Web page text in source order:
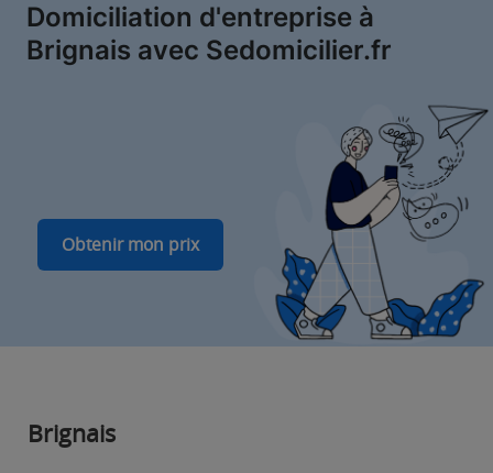
Domiciliation d'entreprise à
Brignais avec Sedomicilier.fr
Obtenir mon prix
Brignais